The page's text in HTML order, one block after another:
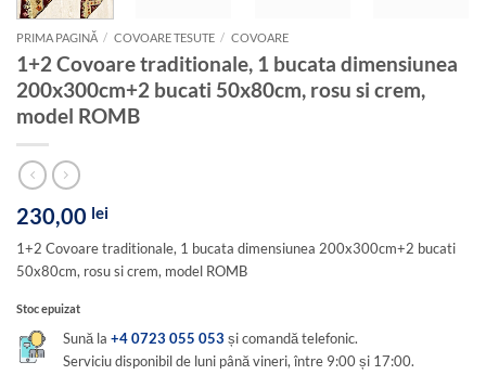
PRIMA PAGINĂ / COVOARE TESUTE / COVOARE
1+2 Covoare traditionale, 1 bucata dimensiunea
200x300cm+2 bucati 50x80cm, rosu si crem,
model ROMB
230,00 lei
1+2 Covoare traditionale, 1 bucata dimensiunea 200x300cm+2 bucati
50x80cm, rosu si crem, model ROMB
Stoc epuizat
Sună la+4 0723 055 053 și comandă telefonic.
Serviciu disponibil de luni până vineri, între 9:00 și 17:00.